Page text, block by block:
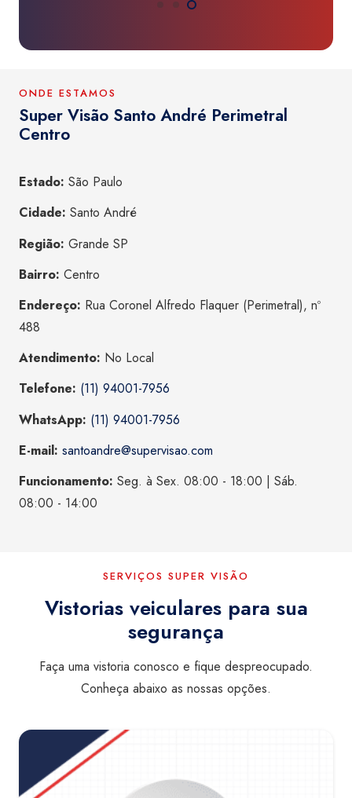
ONDE ESTAMOS
Super Visão Santo André Perimetral
Centro
Estado: São Paulo
Cidade: Santo André
Região: Grande SP
Bairro: Centro
Endereço: Rua Coronel Alfredo Flaquer (Perimetral), nº
488
Atendimento: No Local
Telefone: (11) 94001-7956
WhatsApp: (11) 94001-7956
E-mail: santoandre@supervisao.com
Funcionamento: Seg. à Sex. 08:00 - 18:00 | Sáb.
08:00 - 14:00
SERVIÇOS SUPER VISÃO
Vistorias veiculares para sua
segurança
Faça uma vistoria conosco e fique despreocupado.
Conheça abaixo as nossas opções.